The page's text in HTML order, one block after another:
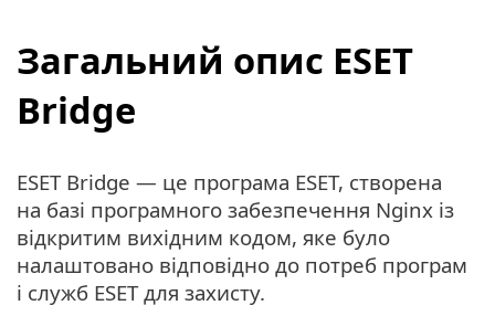
Загальний опис ESET
Bridge
ESET Bridge — це програма ESET, створена
на базі програмного забезпечення Nginx із
відкритим вихідним кодом, яке було
налаштовано відповідно до потреб програм
і служб ESET для захисту.